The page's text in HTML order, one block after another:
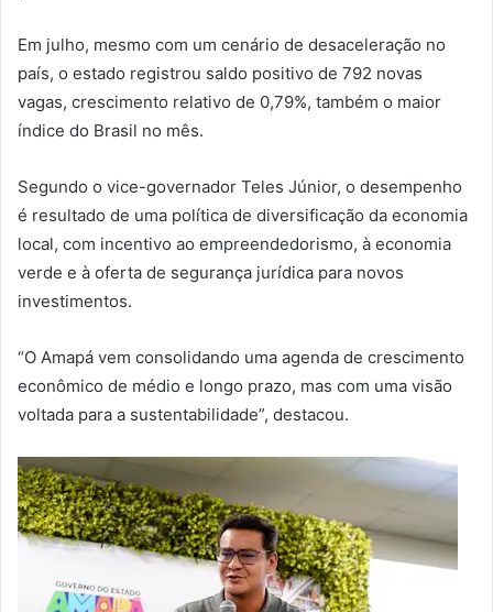
Em julho, mesmo com um cenário de desaceleração no
país, o estado registrou saldo positivo de 792 novas
vagas, crescimento relativo de 0,79%, também o maior
índice do Brasil no mês.
Segundo o vice-governador Teles Júnior, o desempenho
é resultado de uma política de diversificação da economia
local, com incentivo ao empreendedorismo, à economia
verde e à oferta de segurança jurídica para novos
investimentos.
“O Amapá vem consolidando uma agenda de crescimento
econômico de médio e longo prazo, mas com uma visão
voltada para a sustentabilidade”, destacou.